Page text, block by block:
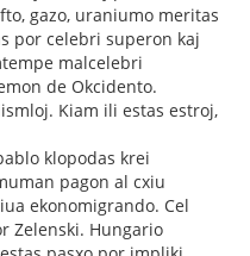
gazo, uraniumo meritas
por celebri superon kaj
malcelebri
de Okcidento.
Kiam ili estas estroj,
klopodas krei
pagon al cxiu
ekonomigrando. Cel
Zelenski. Hungario